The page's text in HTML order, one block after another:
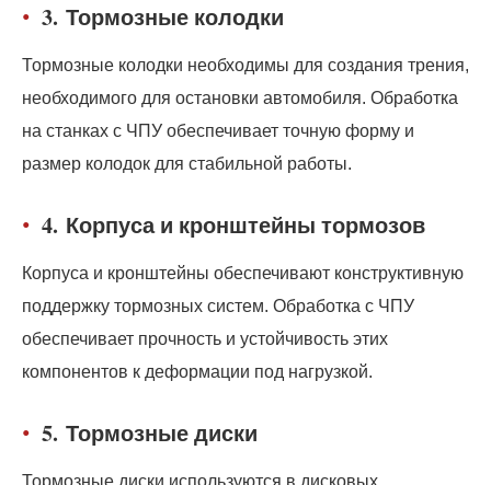
3. Тормозные колодки
Тормозные колодки необходимы для создания трения,
необходимого для остановки автомобиля. Обработка
на станках с ЧПУ обеспечивает точную форму и
размер колодок для стабильной работы.
4. Корпуса и кронштейны тормозов
Корпуса и кронштейны обеспечивают конструктивную
поддержку тормозных систем. Обработка с ЧПУ
обеспечивает прочность и устойчивость этих
компонентов к деформации под нагрузкой.
5. Тормозные диски